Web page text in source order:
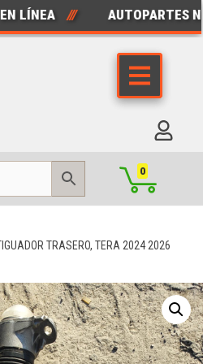
/// AUTOPARTES
0
TRASERO, TERA 2024 2026